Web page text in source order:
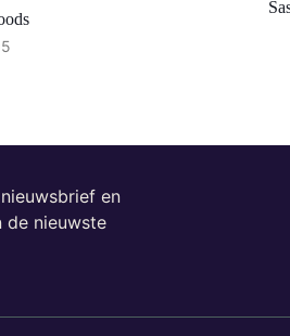
en
nieuwste